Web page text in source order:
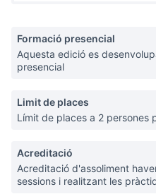
Formació presencial
Aquesta edició es
presencial
Limit de places
Límit de places a 2 persones
Acreditació
Acreditació d'assoliment
sessions i realitzant les